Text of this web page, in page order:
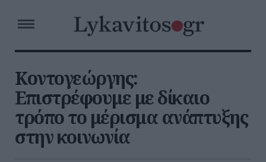
Κοντογεώργης:
Επιστρέφουμε με δίκαιο
τρόπο το μέρισμα ανάπτυξης
στην κοινωνία